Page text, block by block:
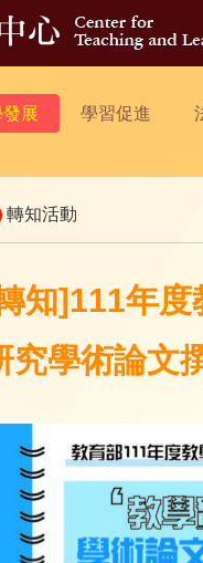
展 學習促進
轉知活動
知]111年度
究學術論文